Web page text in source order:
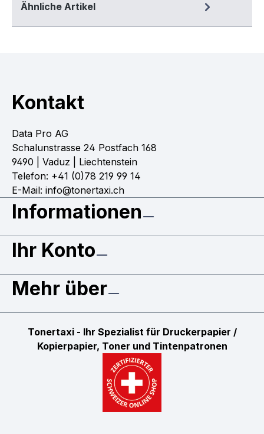
Ähnliche Artikel
Kontakt
Data Pro AG
Schalunstrasse 24 Postfach 168
9490 | Vaduz | Liechtenstein
Telefon: +41 (0)78 219 99 14
E-Mail: info@tonertaxi.ch
Informationen
Ihr Konto
Mehr über
Tonertaxi - Ihr Spezialist für Druckerpapier /
Kopierpapier, Toner und Tintenpatronen